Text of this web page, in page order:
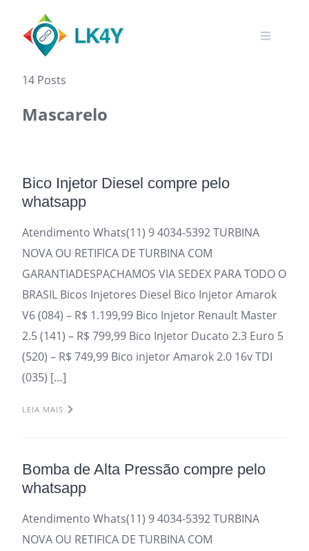
content
14 Posts
Mascarelo
Bico Injetor Diesel compre pelo
whatsapp
Atendimento Whats(11) 9 4034-5392 TURBINA
NOVA OU RETIFICA DE TURBINA COM
GARANTIADESPACHAMOS VIA SEDEX PARA TODO O
BRASIL Bicos Injetores Diesel Bico Injetor Amarok
V6 (084) – R$ 1.199,99 Bico Injetor Renault Master
2.5 (141) – R$ 799,99 Bico Injetor Ducato 2.3 Euro 5
(520) – R$ 749,99 Bico injetor Amarok 2.0 16v TDI
(035) […]
LEIA MAIS
Bomba de Alta Pressão compre pelo
whatsapp
Atendimento Whats(11) 9 4034-5392 TURBINA
NOVA OU RETIFICA DE TURBINA COM